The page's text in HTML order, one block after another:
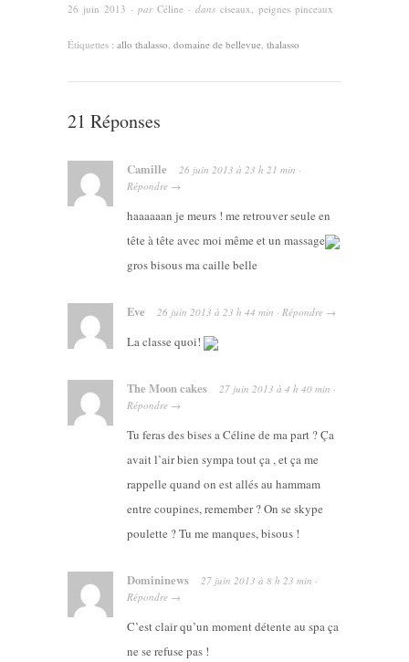
26 juin 2013 · par Céline · dans ciseaux, peignes pinceaux
Étiquettes : allo thalasso domaine de bellevue thalasso
21 Réponses
Camille 26 juin 2013 à 23 h 21 min ·
Répondre →
haaaaaan je meurs ! me retrouver seule en
tête à tête avec moi même et un massage
gros bisous ma caille belle
Eve 26 juin 2013 à 23 h 44 min · Répondre →
La classe quoi!
The Moon cakes 27 juin 2013 à 4 h 40 min ·
Répondre →
Tu feras des bises a Céline de ma part ? Ça
avait l’air bien sympa tout ça , et ça me
rappelle quand on est allés au hammam
entre coupines, remember ? On se skype
poulette ? Tu me manques, bisous !
Domininews 27 juin 2013 à 8 h 23 min ·
Répondre →
C’est clair qu’un moment détente au spa ça
ne se refuse pas !